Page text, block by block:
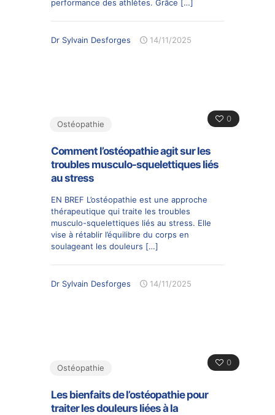
performance des athlètes. Grâce […]
Dr Sylvain Desforges 14/11/2025
0
Ostéopathie
Comment l’ostéopathie agit sur les
troubles musculo-squelettiques liés
au stress
EN BREF L’ostéopathie est une approche
thérapeutique qui traite les troubles
musculo-squelettiques liés au stress. Elle
vise à rétablir l’équilibre du corps en
soulageant les douleurs […]
Dr Sylvain Desforges 14/11/2025
0
Ostéopathie
Les bienfaits de l’ostéopathie pour
traiter les douleurs liées à la